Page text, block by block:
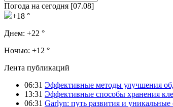
Погода на сегодня [07.08]
+18 °
Днем: +22 °
Ночью: +12 °
Лента публикаций
06:31 Эффективные методы улучшения
13:31 Эффективные способы хранения
06:31 Garlyn: путь развития и уникальные